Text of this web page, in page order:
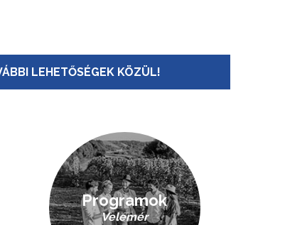
LEHETŐSÉGEK KÖZÜL!
Programok
Velemér